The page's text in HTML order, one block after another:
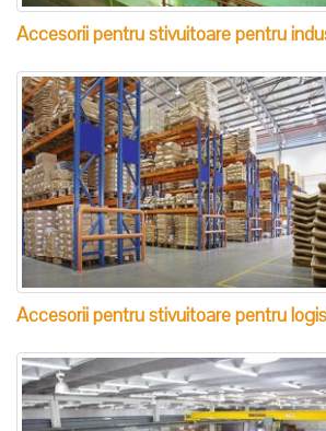
Accesorii pentru stivuitoare pentru
Accesorii pentru stivuitoare pentru